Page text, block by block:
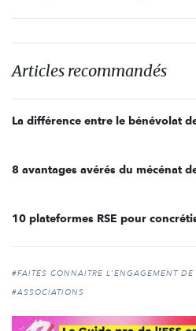
Articles recommandés
8 avantages avérés du mécénat
10 plateformes RSE pour
#FAITES CONNAITRE L'ENGAGEMENT DE
#ASSOCIATIONS